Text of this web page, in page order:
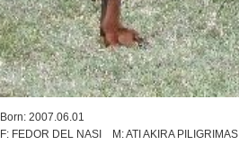
Born: 2007.06.01
F: FEDOR DEL NASI M: ATI AKIRA PILIGRIMAS